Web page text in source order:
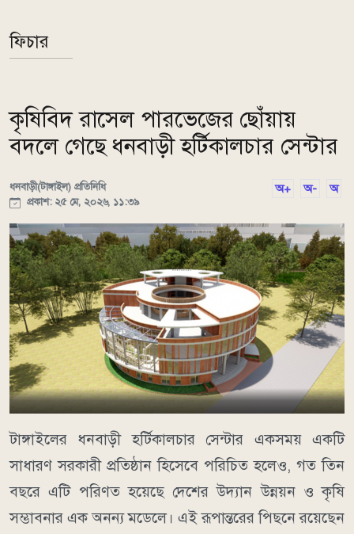
ফিচার
কৃষিবিদ রাসেল পারভেজের ছোঁয়ায়
বদলে গেছে ধনবাড়ী হর্টিকালচার সেন্টার
ধনবাড়ী(টাঙ্গাইল) প্রতিনিধি
প্রকাশ: ২৫ মে, ২০২৬, ১১:৩৯
অ+ অ- অ
টাঙ্গাইলের ধনবাড়ী হর্টিকালচার সেন্টার একসময় একটি
সাধারণ সরকারী প্রতিষ্ঠান হিসেবে পরিচিত হলেও, গত তিন
বছরে এটি পরিণত হয়েছে দেশের উদ্যান উন্নয়ন ও কৃষি
সম্ভাবনার এক অনন্য মডেলে। এই রূপান্তরের পিছনে রয়েছেন